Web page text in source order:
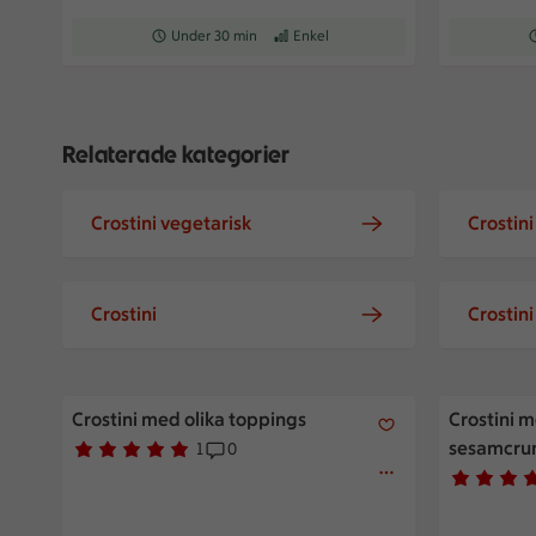
Receptet tar Under 30 min att tillaga
Under 30 min Receptet har Enkel svårighetsgrad
Enkel
Relaterade kategorier
Crostini vegetarisk
Crostini
Crostini med olika toppings
Betyg 5 av 5.
1
1 personer har röstatReceptet har 0 kommentarer
0
Crostini med olika toppings
Crostini
Betyg 4.9
14
Crostini